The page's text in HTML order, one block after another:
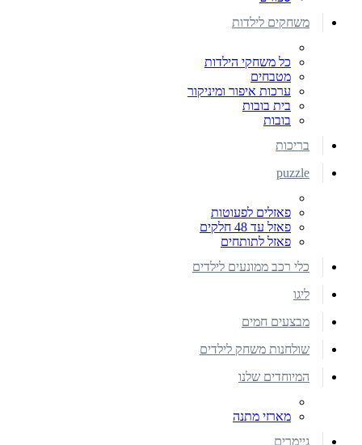
משחקים לילדות
כל משחקי הילדות
מטבחים
ערכות איפור ומיניקור
בית בובות
בובות
בריכות
puzzle
פאזלים לפעוטות
פאזל עד 48 חלקים
פאזל לתותחים
כלי רכב ממונעים לילדים
ליגו
מבצעים חמים
שולחנות משחק לילדים
המיוחדים שלנו
מארזי מתנה
גיימרים